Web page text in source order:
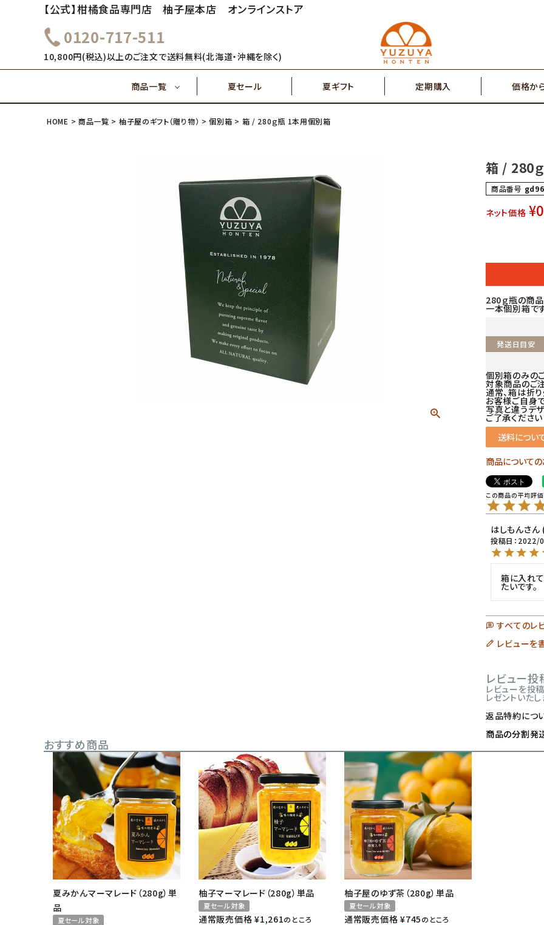
【公式】柑橘食品専門店 柚子屋本店 オンラインストア
0120-717-511
10,800円(税込)以上のご注文で送料無料(北海道・沖縄を除く)
商品一覧
その他特産品
夏セール 夏ギフト 定期購入 価格か
7,000
健康飲料
搾り果汁100％ 辛味調味料・塩
～1,000円 2,000円～
5,000円～ 7,000円～
HOME 商品一覧 柚子屋のギフト（贈り物） 個別箱 箱 / 280ｇ瓶 1本用個別箱
箱 / 280
商品番号
ネット価格 ¥0
280ｇ瓶の商
一本個別箱で
発送日目安
個別箱のみの
対象商品のご
通常、箱は折
お客様ご自身
写真と違うデ
ご了承ください
送料につい
商品について
はしもん
投稿日 2022/
箱に入れ
たいです。
すべてのレ
レビューを
レビュー
レビューを投
レゼントいたし
返品特約につ
商品の分割発
おすすめ商品
夏みかんマーマレード（280g）単
品
夏セール対象
柚子マーマレード（280g）単品
夏セール対象
通常販売価格 ¥1,261のところ
柚子屋のゆず茶（280g）単品
夏セール対象
通常販売価格 ¥745のところ